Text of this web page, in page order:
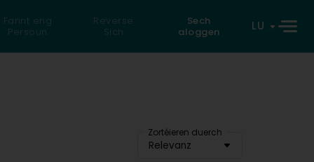
Fannt eng
Persoun
Reverse
Sich
Sech
aloggen
LU
Zortéieren duerch
Relevanz